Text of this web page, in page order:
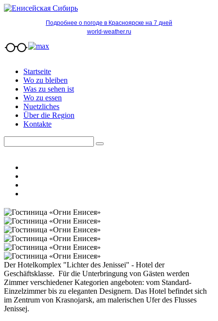
Подробнее о погоде в Красноярске на 7 дней
world-weather.ru
Startseite
Wo zu bleiben
Was zu sehen ist
Wo zu essen
Nuetzliches
Über die Region
Kontakte
Der Hotelkomplex "Lichter des Jenissei" - Hotel der
Geschäftsklasse. Für die Unterbringung von Gästen werden
Zimmer verschiedener Kategorien angeboten: vom Standard-
Einzelzimmer bis zu eleganten Designern. Das Hotel befindet sich
im Zentrum von Krasnojarsk, am malerischen Ufer des Flusses
Jenissej.